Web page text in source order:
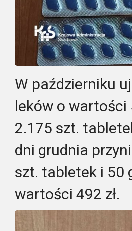
W październiku
leków o wartości
2.175 szt.
dni grudnia
szt. tabletek i 50
wartości 492 zł.